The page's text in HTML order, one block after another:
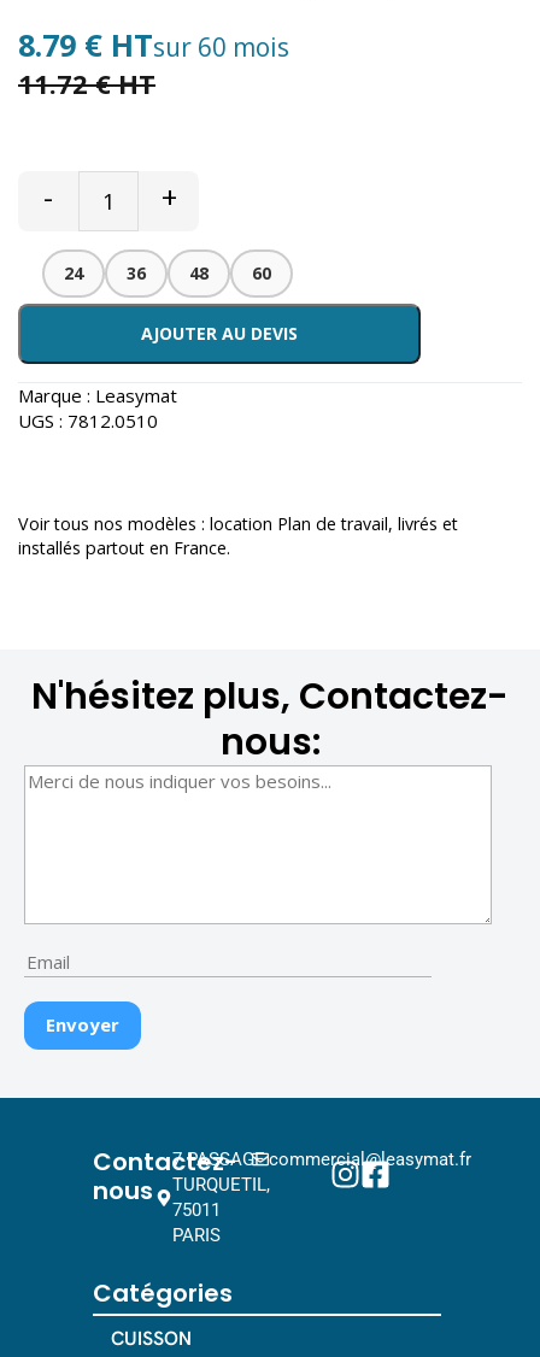
8.79 € HTsur 60 mois
11.72 € HT
- +
24 36 48 60
AJOUTER AU DEVIS
Marque : Leasymat
UGS : 7812.0510
Voir tous nos modèles : location Plan de travail, livrés et
installés partout en France.
N'hésitez plus, Contactez-
nous:
Contactez-
nous
7 PASSAGE
TURQUETIL,
75011
PARIS
commercial@leasymat.fr
Catégories
CUISSON